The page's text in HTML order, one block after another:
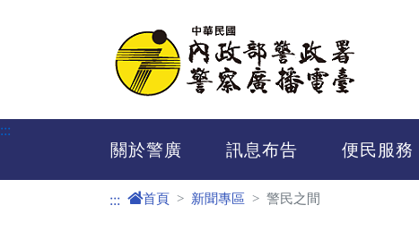
:::
關於警廣 訊息布告 便民服務
::: 首頁 新聞專區 警民之間